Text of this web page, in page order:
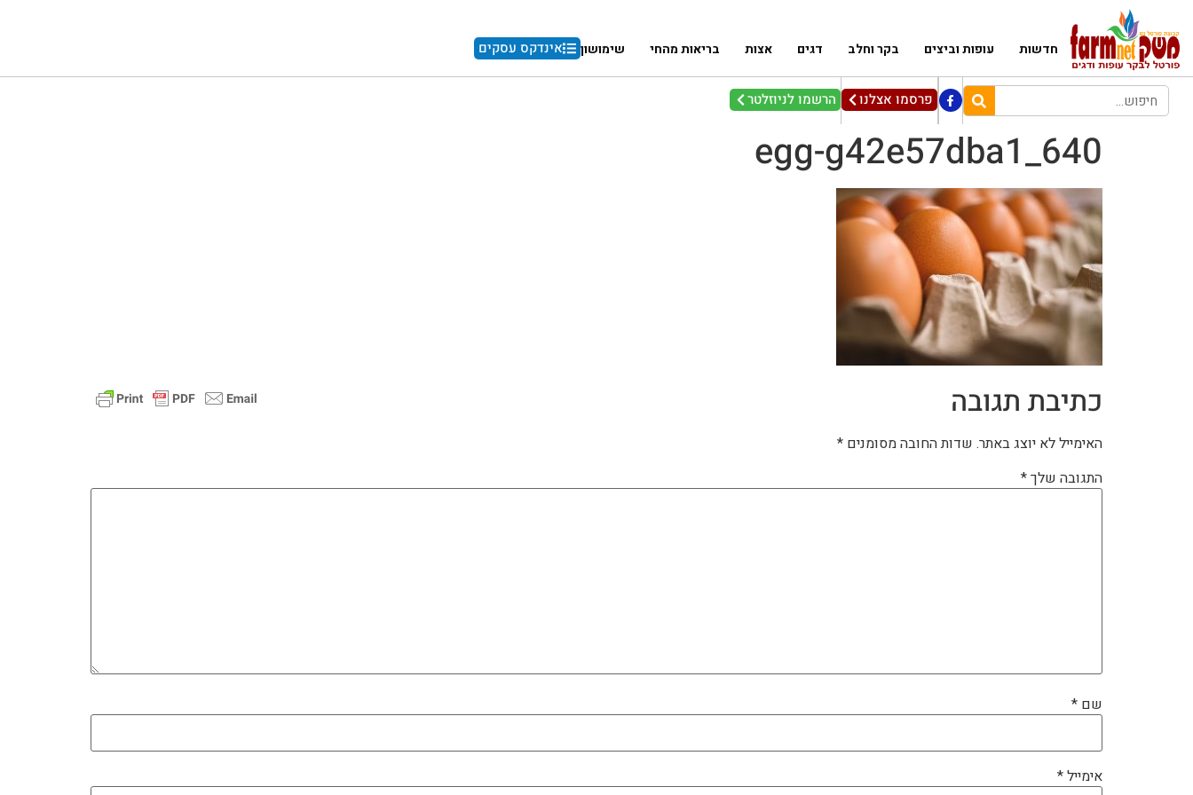
חדשות עופות וביצים בקר וחלב דגים אצות בריאות מהחי שימושון אינדקס עסקים
פרסמו אצלנו הרשמו לניוזלטר
egg-g42e57dba1_640
כתיבת תגובה
האימייל לא יוצג באתר. שדות החובה מסומנים *
התגובה שלך*
שם *
אימייל*